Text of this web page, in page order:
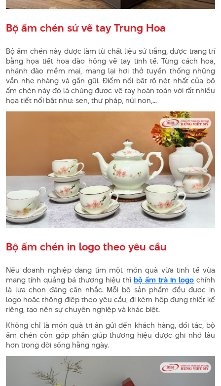
Bộ ấm chén sứ vẽ tay Trung Hoa
Bộ ấm chén này được làm từ chất liệu sứ trắng, được trang trí
bằng họa tiết hoa đào hồng vẽ tay tinh tế. Từng cách hoa,
nhánh đào mềm mại, mang lại hơi thở tuyền thống những
vẫn nhẹ nhàng và gần gũi. Điểm nổi bật rõ nét nhất của bộ
ấm chén này đó là chúng được vẽ tay hoàn toàn với rất nhiều
họa tiết nổi bật như: sen, thư pháp, núi non,...
Bộ ấm chén in logo theo yêu cầu
Nếu doanh nghiệp đang tìm một món quà vừa tinh tế vừa
mang tính quảng bá thương hiệu thì bộ ấm trà in logo chính
là lựa chọn đáng cân nhắc. Mỗi bộ sản phẩm đều được in
logo hoặc thông điệp theo yêu cầu, đi kèm hộp đựng thiết kế
riêng, tạo nên sự chuyên nghiệp và khác biệt.
Không chỉ là món quà tri ân gửi đến khách hàng, đối tác, bộ
ấm chén còn góp phần giúp thương hiệu được ghi nhớ lâu
hơn trong đời sống hằng ngày.